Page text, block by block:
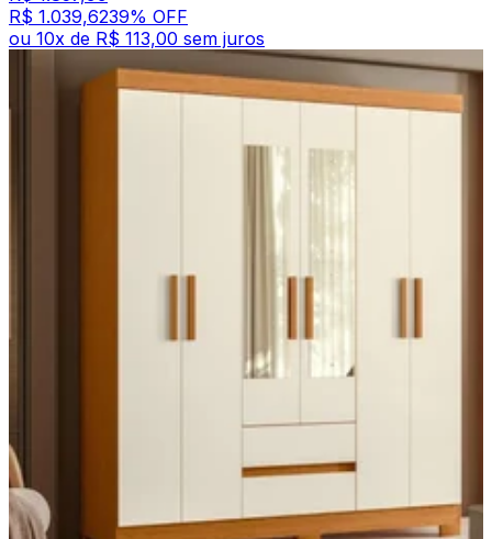
R$ 1.039,6239% OFF
ou 10x de R$ 113,00 sem juros